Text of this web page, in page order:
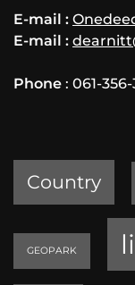
E-mail :
E-mail :
Phone : 061-
Country
GEOPARK